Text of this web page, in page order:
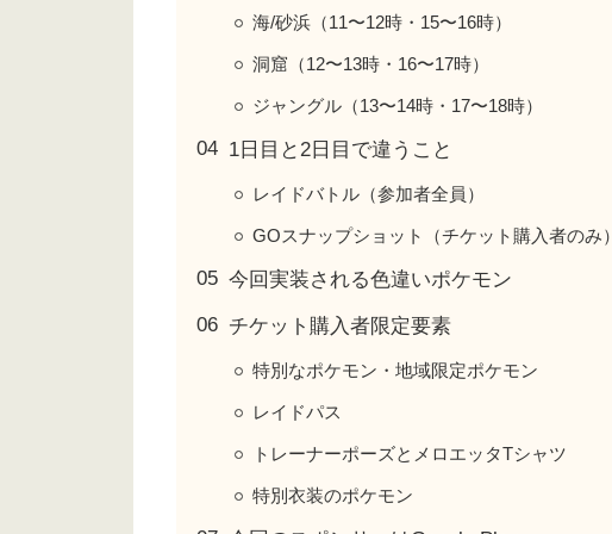
海/砂浜（11〜12時・15〜16時）
洞窟（12〜13時・16〜17時）
ジャングル（13〜14時・17〜18時）
1日目と2日目で違うこと
レイドバトル（参加者全員）
GOスナップショット（チケット購入者のみ）
今回実装される色違いポケモン
チケット購入者限定要素
特別なポケモン・地域限定ポケモン
レイドパス
トレーナーポーズとメロエッタTシャツ
特別衣装のポケモン